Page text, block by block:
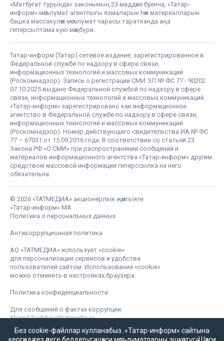
«Матбугат турында» законының 23 маддәсе буенча, «Татар-
информ» мәгълүмат агентлыгы язмаларын һәм материалларын
башка массакүләм мәгълүмат чарасы таратканда аңа
гиперсылтама кую мәҗбүри.
Татар-информ (Татар) сетевое издание, зарегистрированное в
Федеральной службе по надзору в сфере связи,
информационных технологий и массовых коммуникаций
(Роскомнадзор). Запись о регистрации СМИ ЭЛ № ФС 77 - 90202
07.10.2025 выдано Федеральной службой по надзору в сфере
связи, информационных технологий и массовых коммуникаций.
«Татар-информ» зарегистрировано как информационное
агентство в Федеральной службе по надзору в сфере связи,
информационных технологий и массовых коммуникаций
(Роскомнадзор). Номер действующего свидетельства ИА № ФС
77 – 67031 от 15.09.2016 года. В соответствии со статьей 23
Закона РФ «О СМИ» при распространении сообщений и
материалов информационного агентства «Татар-информ» другим
средством массовой информации гиперссылка на него
обязательна.
© 2026 «ТАТМЕДИА» акционерлык җәмгыяте
«Татар-информ» МА
Политика о персональных данных
Антикоррупционная политика
АО «ТАТМЕДИА» использует «cookie»
для персонализации сервисов и удобства
пользователей сайтом. Использование «cookie»
можно отменить в настройках браузера.
Политика конфиденциальности
Для сообщений о фактах коррупции:
Shamil.Sadykov@tatmedia.ru
Без cookie-файллар кулланабыз. «Татар-информ» сайтына